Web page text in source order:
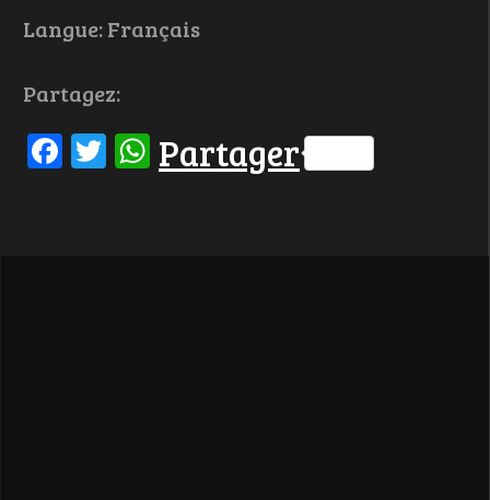
Langue: Français
Partagez:
Facebook
Twitter
WhatsApp
Partager